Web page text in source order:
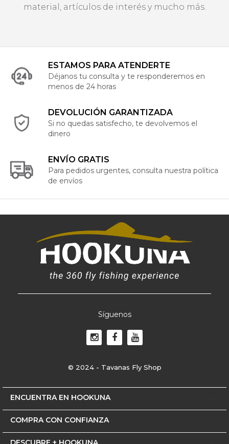
material, artículos de interés y mucho más.
ESTAMOS PARA ATENDERTE
Déjanos tu consulta y te responderemos en
menos de 24 horas
DEVOLUCIÓN GARANTIZADA
Si no quedas satisfecho, te devolvemos el
dinero
ENVÍO GRATIS
Para pedidos urgentes, consulta nuestra política
de envíos
Síguenos
© 2024 - Tavanas Fly Shop
ENCUENTRA EN HOOKUNA
COMPRA CON CONFIANZA